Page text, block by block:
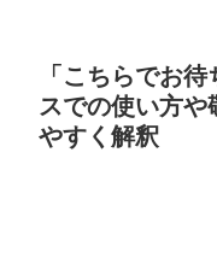
「こちらでお
スでの使い方や
やすく解釈